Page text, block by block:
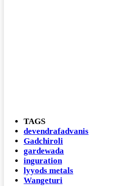
TAGS
devendrafadvanis
Gadchiroli
gardewada
inguration
lyyods metals
Wangeturi